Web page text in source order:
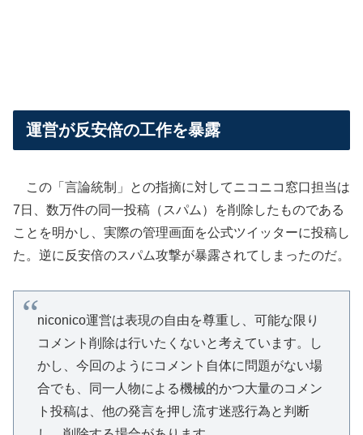
運営が反安倍の工作を暴露
この「言論統制」との指摘に対してニコニコ窓口担当は
7日、数万件の同一投稿（スパム）を削除したものである
ことを明かし、実際の管理画面を公式ツイッターに投稿し
た。逆に反安倍のスパム攻撃が暴露されてしまったのだ。
niconico運営は表現の自由を尊重し、可能な限り
コメント削除は行いたくないと考えています。し
かし、今回のようにコメント自体に問題がない場
合でも、同一人物による機械的かつ大量のコメン
ト投稿は、他の発言を押し流す迷惑行為と判断